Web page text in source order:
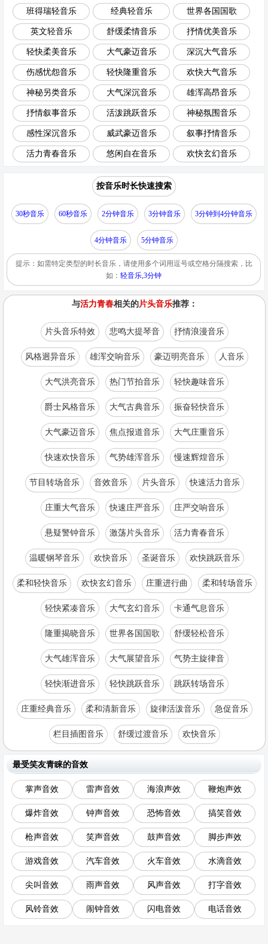
班得瑞轻音乐 经典轻音乐 世界各国国歌
英文轻音乐 舒缓柔情音乐 抒情优美音乐
轻快柔美音乐 大气豪迈音乐 深沉大气音乐
伤感忧怨音乐 轻快隆重音乐 欢快大气音乐
神秘另类音乐 大气深沉音乐 雄浑高昂音乐
抒情叙事音乐 活泼跳跃音乐 神秘氛围音乐
感性深沉音乐 威武豪迈音乐 叙事抒情音乐
活力青春音乐 悠闲自在音乐 欢快玄幻音乐
按音乐时长快速搜索
30秒音乐 60秒音乐 2分钟音乐 3分钟音乐 3分钟到4分钟音乐
4分钟音乐 5分钟音乐
提示：如需特定类型的时长音乐，请使用多个词用逗号或空格分隔搜索，比
如：轻音乐,3分钟
与活力青春相关的片头音乐推荐：
片头音乐特效 悲鸣大提琴音 抒情浪漫音乐
风格迥异音乐 雄浑交响音乐 豪迈明亮音乐 人音乐
大气洪亮音乐 热门节拍音乐 轻快趣味音乐
爵士风格音乐 大气古典音乐 振奋轻快音乐
大气豪迈音乐 焦点报道音乐 大气庄重音乐
快速欢快音乐 气势雄浑音乐 慢速辉煌音乐
节目转场音乐 音效音乐 片头音乐 快速活力音乐
庄重大气音乐 快速庄严音乐 庄严交响音乐
悬疑警钟音乐 激荡片头音乐 活力青春音乐
温暖钢琴音乐 欢快音乐 圣诞音乐 欢快跳跃音乐
柔和轻快音乐 欢快玄幻音乐 庄重进行曲 柔和转场音乐
轻快紧凑音乐 大气玄幻音乐 卡通气息音乐
隆重揭晓音乐 世界各国国歌 舒缓轻松音乐
大气雄浑音乐 大气展望音乐 气势主旋律音
轻快渐进音乐 轻快跳跃音乐 跳跃转场音乐
庄重经典音乐 柔和清新音乐 旋律活泼音乐 急促音乐
栏目插图音乐 舒缓过渡音乐 欢快音乐
最受笑友青睐的音效
掌声音效 雷声音效 海浪声效 鞭炮声效
爆炸音效 钟声音效 恐怖音效 搞笑音效
枪声音效 笑声音效 鼓声音效 脚步声效
游戏音效 汽车音效 火车音效 水滴音效
尖叫音效 雨声音效 风声音效 打字音效
风铃音效 闹钟音效 闪电音效 电话音效